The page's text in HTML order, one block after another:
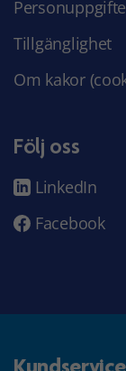
Tillgänglighet
Om kakor
Följ oss
LinkedIn
Facebook